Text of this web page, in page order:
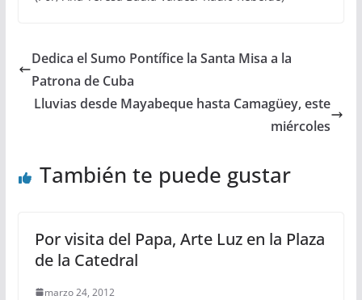
Dedica el Sumo Pontífice la Santa Misa a la
Patrona de Cuba
Lluvias desde Mayabeque hasta Camagüey, este
miércoles
También te puede gustar
Por visita del Papa, Arte Luz en la Plaza
de la Catedral
marzo 24, 2012